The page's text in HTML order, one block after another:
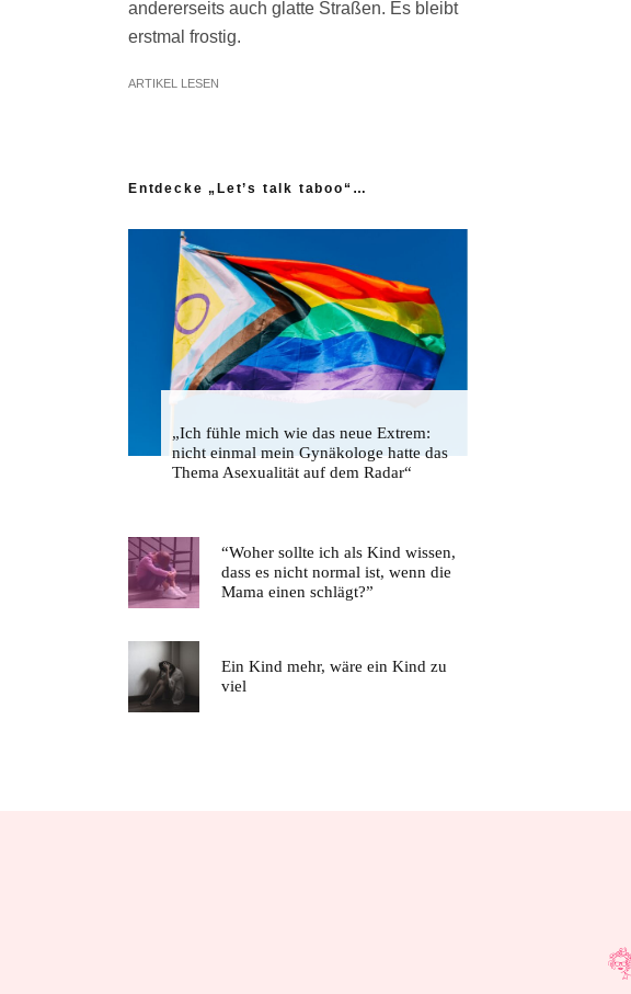
andererseits auch glatte Straßen. Es bleibt
erstmal frostig.
ARTIKEL LESEN
Entdecke „Let’s talk taboo“…
„Ich fühle mich wie das neue Extrem:
nicht einmal mein Gynäkologe hatte das
Thema Asexualität auf dem Radar“
“Woher sollte ich als Kind wissen,
dass es nicht normal ist, wenn die
Mama einen schlägt?”
Ein Kind mehr, wäre ein Kind zu
viel